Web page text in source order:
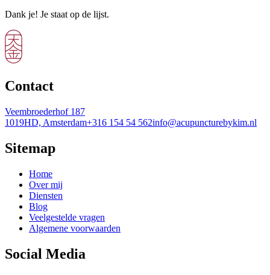
Dank je! Je staat op de lijst.
Contact
Veembroederhof 187
1019HD, Amsterdam+316 154 54 562info@acupuncturebykim.nl
Sitemap
Home
Over mij
Diensten
Blog
Veelgestelde vragen
Algemene voorwaarden
Social Media